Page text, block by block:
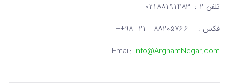
تلفن ۲ : ۰۲۱۸۸۱۹۱۴۸۳
فکس : ۸۸۲۰۵۷۶۶ ۲۱ ۹۸++
Email: Info@ArghamNegar.com